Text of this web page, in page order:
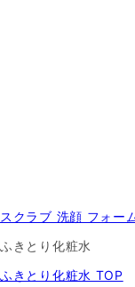
スクラブ 洗顔 フォー
ふきとり化粧水
ふきとり化粧水 TOP